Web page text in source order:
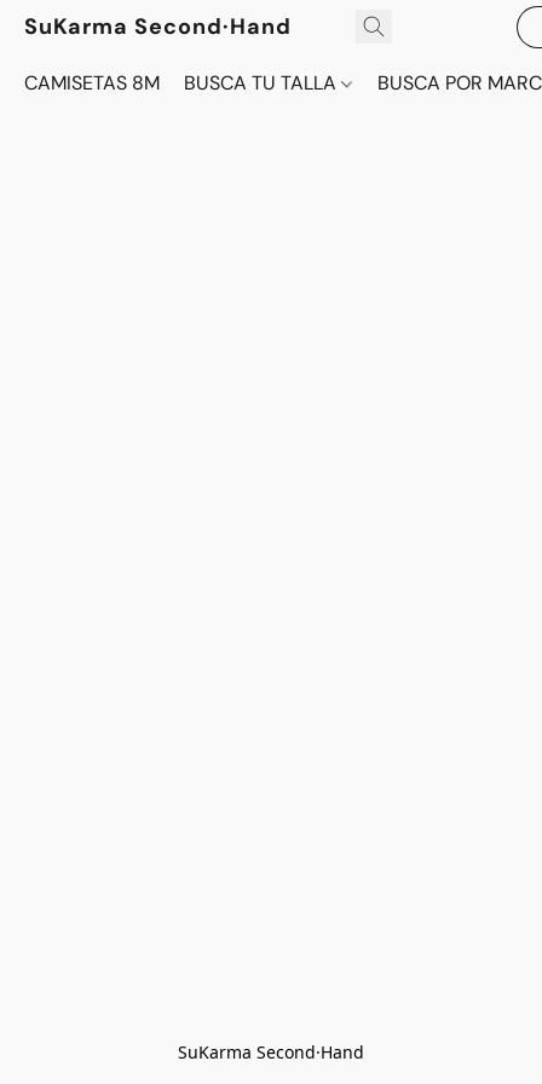
SuKarma Second·Hand
CAMISETAS 8M BUSCA TU TALLA BUSCA POR
SuKarma Second·Hand